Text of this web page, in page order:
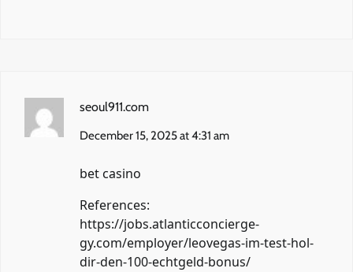
seoul911.com
December 15, 2025 at 4:31 am
bet casino
References:
https://jobs.atlanticconcierge-
gy.com/employer/leovegas-im-test-hol-
dir-den-100-echtgeld-bonus/